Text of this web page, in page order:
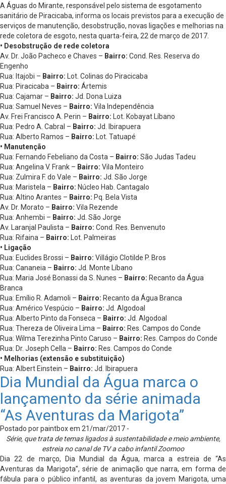
A Águas do Mirante, responsável pelo sistema de esgotamento
sanitário de Piracicaba, informa os locais previstos para a execução de
serviços de manutenção, desobstrução, novas ligações e melhorias na
rede coletora de esgoto, nesta quarta-feira, 22 de março de 2017.
• Desobstrução de rede coletora
Av. Dr. João Pacheco e Chaves – Bairro: Cond. Res. Reserva do
Engenho
Rua: Itajobi – Bairro: Lot. Colinas do Piracicaba
Rua: Piracicaba – Bairro: Ártemis
Rua: Cajamar – Bairro: Jd. Dona Luiza
Rua: Samuel Neves – Bairro: Vila Independência
Av. Frei Francisco A. Perin – Bairro: Lot. Kobayat Líbano
Rua: Pedro A. Cabral – Bairro: Jd. Ibirapuera
Rua: Alberto Ramos – Bairro: Lot. Tatuapé
• Manutenção
Rua: Fernando Febeliano da Costa – Bairro: São Judas Tadeu
Rua: Angelina V. Frank – Bairro: Vila Monteiro
Rua: Zulmira F. do Vale – Bairro: Jd. São Jorge
Rua: Maristela – Bairro: Núcleo Hab. Cantagalo
Rua: Altino Arantes – Bairro: Pq. Bela Vista
Av. Dr. Morato – Bairro: Vila Rezende
Rua: Anhembi – Bairro: Jd. São Jorge
Av. Laranjal Paulista – Bairro: Cond. Res. Benvenuto
Rua: Rifaina – Bairro: Lot. Palmeiras
• Ligação
Rua: Euclides Brossi – Bairro: Villágio Clotilde P. Bros
Rua: Cananeia – Bairro: Jd. Monte Líbano
Rua: Maria José Bonassi da S. Nunes – Bairro: Recanto da Água
Branca
Rua: Emílio R. Adamoli – Bairro: Recanto da Água Branca
Rua: Américo Vespúcio – Bairro: Jd. Algodoal
Rua: Alberto Pinto da Fonseca – Bairro: Jd. Algodoal
Rua: Thereza de Oliveira Lima – Bairro: Res. Campos do Conde
Rua: Wilma Terezinha Pinto Caruso – Bairro: Res. Campos do Conde
Rua: Dr. Joseph Cella – Bairro: Res. Campos do Conde
• Melhorias (extensão e substituição)
Rua: Albert Einstein – Bairro: Jd. Ibirapuera
Dia Mundial da Água marca o
lançamento da série animada
“As Aventuras da Marigota”
Postado por paintbox em 21/mar/2017 -
Série, que trata de temas ligados à sustentabilidade e meio ambiente,
estreia no canal de TV a cabo infantil Zoomoo
Dia 22 de março, Dia Mundial da Água, marca a estreia de “As
Aventuras da Marigota”, série de animação que narra, em forma de
fábula para o público infantil, as aventuras da jovem Marigota, uma